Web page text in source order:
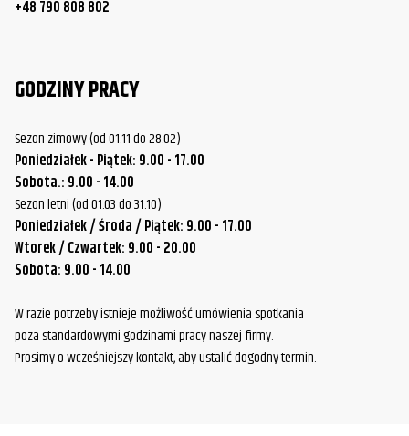
+48 790 808 802
GODZINY PRACY
Sezon zimowy (od 01.11 do 28.02)
Poniedziałek - Piątek: 9.00 - 17.00
Sobota.: 9.00 - 14.00
Sezon letni (od 01.03 do 31.10)
Poniedziałek / Środa / Piątek: 9.00 - 17.00
Wtorek / Czwartek: 9.00 - 20.00
Sobota: 9.00 - 14.00
W razie potrzeby istnieje możliwość umówienia spotkania
poza standardowymi godzinami pracy naszej firmy.
Prosimy o wcześniejszy kontakt, aby ustalić dogodny termin.